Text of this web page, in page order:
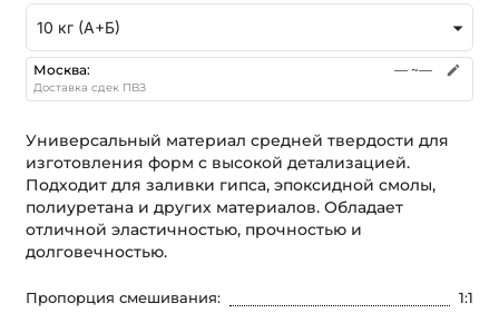
Универсальный материал средней твердости для
изготовления форм с высокой детализацией.
Подходит для заливки гипса, эпоксидной смолы,
полиуретана и других материалов. Обладает
отличной эластичностью, прочностью и
долговечностью.
Пропорция смешивания:
1:1
10 кг (А+Б)
Москва: — ~—
Доставка сдек ПВЗ